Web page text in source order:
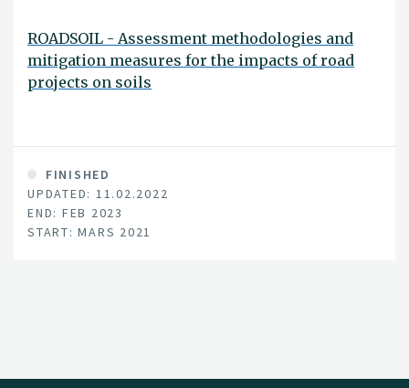
ROADSOIL - Assessment methodologies and
mitigation measures for the impacts of road
projects on soils
FINISHED
UPDATED: 11.02.2022
END: FEB 2023
START: MARS 2021